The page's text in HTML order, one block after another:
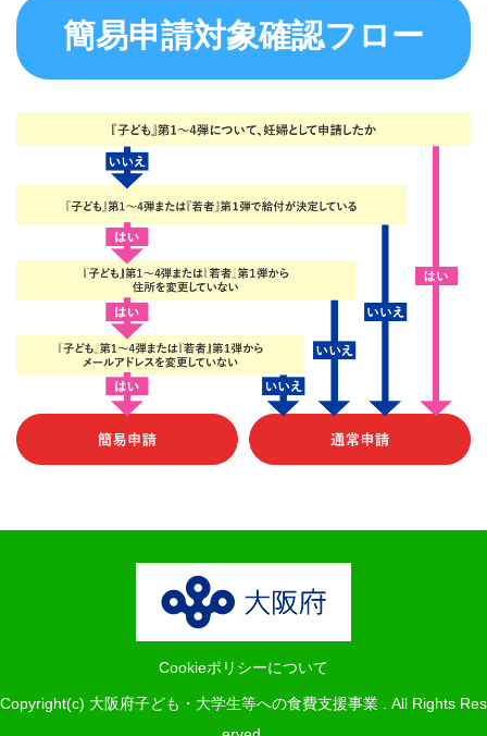
簡易申請対象確認フロー
Cookieポリシーについて
Copyright(c) 大阪府子ども・大学生等への食費支援事業 . All Rights Res